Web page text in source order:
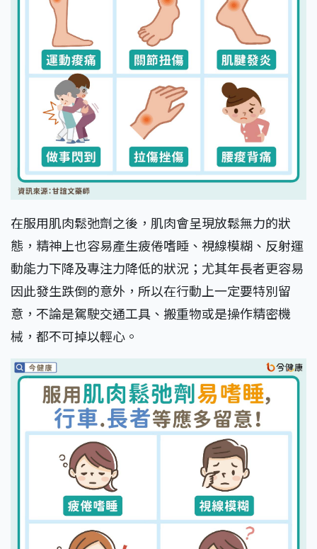
在服用肌肉鬆弛劑之後，肌肉會呈現放鬆無力的狀
態，精神上也容易產生疲倦嗜睡、視線模糊、反射運
動能力下降及專注力降低的狀況；尤其年長者更容易
因此發生跌倒的意外，所以在行動上一定要特別留
意，不論是駕駛交通工具、搬重物或是操作精密機
械，都不可掉以輕心。